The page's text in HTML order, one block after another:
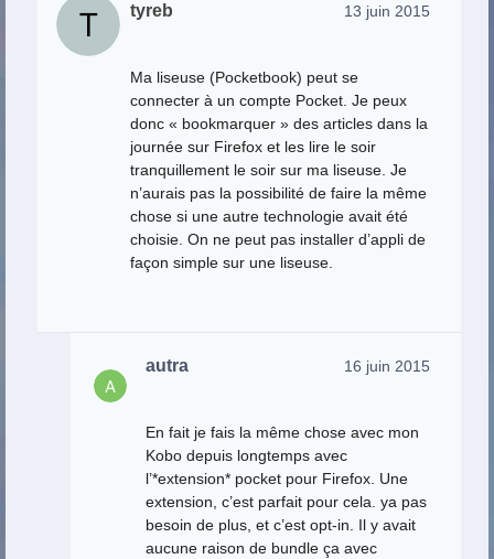
tyreb 13 juin 2015
Ma liseuse (Pocketbook) peut se
connecter à un compte Pocket. Je peux
donc « bookmarquer » des articles dans la
journée sur Firefox et les lire le soir
tranquillement le soir sur ma liseuse. Je
n’aurais pas la possibilité de faire la même
chose si une autre technologie avait été
choisie. On ne peut pas installer d’appli de
façon simple sur une liseuse.
autra 16 juin 2015
En fait je fais la même chose avec mon
Kobo depuis longtemps avec
l’*extension* pocket pour Firefox. Une
extension, c’est parfait pour cela. ya pas
besoin de plus, et c’est opt-in. Il y avait
aucune raison de bundle ça avec